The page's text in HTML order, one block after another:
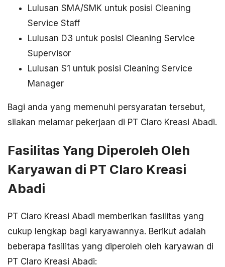
Lulusan SMA/SMK untuk posisi Cleaning
Service Staff
Lulusan D3 untuk posisi Cleaning Service
Supervisor
Lulusan S1 untuk posisi Cleaning Service
Manager
Bagi anda yang memenuhi persyaratan tersebut,
silakan melamar pekerjaan di PT Claro Kreasi Abadi.
Fasilitas Yang Diperoleh Oleh
Karyawan di PT Claro Kreasi
Abadi
PT Claro Kreasi Abadi memberikan fasilitas yang
cukup lengkap bagi karyawannya. Berikut adalah
beberapa fasilitas yang diperoleh oleh karyawan di
PT Claro Kreasi Abadi: